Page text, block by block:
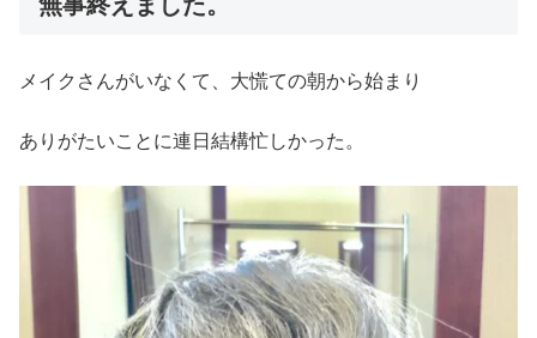
メイクさんがいなくて、大慌ての朝から始まり
ありがたいことに連日結構忙しかった。